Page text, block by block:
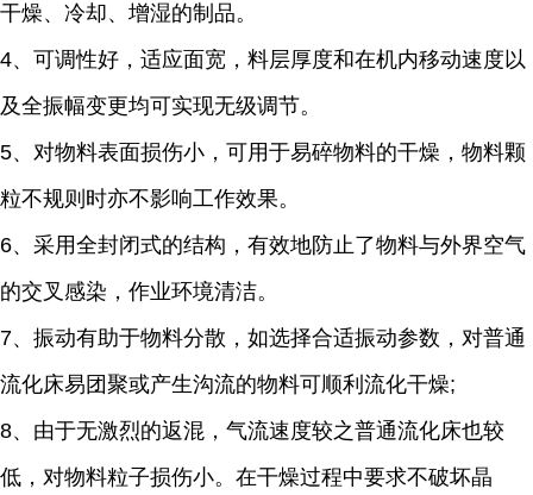
干燥、冷却、增湿的制品。
4、可调性好，适应面宽，料层厚度和在机内移动速度以
及全振幅变更均可实现无级调节。
5、对物料表面损伤小，可用于易碎物料的干燥，物料颗
粒不规则时亦不影响工作效果。
6、采用全封闭式的结构，有效地防止了物料与外界空气
的交叉感染，作业环境清洁。
7、振动有助于物料分散，如选择合适振动参数，对普通
流化床易团聚或产生沟流的物料可顺利流化干燥;
8、由于无激烈的返混，气流速度较之普通流化床也较
低，对物料粒子损伤小。在干燥过程中要求不破坏晶